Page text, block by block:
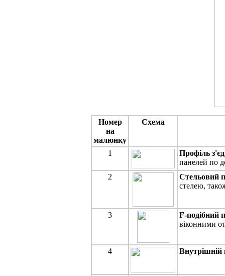
Номер
на
малюнку
Cхема
1
Профіль
панелей по
2
Стельовий
стелею,
3
F-подібний
віконними
4 Внутрішній